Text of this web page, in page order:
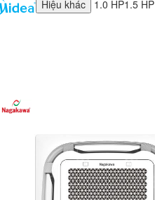
Hiệu khác
1.0 HP1.5 HP